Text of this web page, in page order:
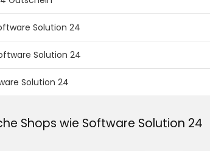
Solution 24
Solution 24
Solution 24
Shops wie Software Solution 24